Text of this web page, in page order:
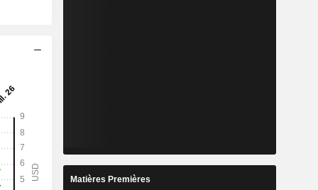
Matières Premières